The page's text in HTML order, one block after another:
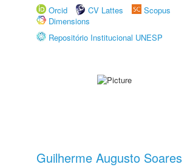
Orcid
CV Lattes
Scopus
Dimensions
Repositório Institucional UNESP
Guilherme Augusto Soares